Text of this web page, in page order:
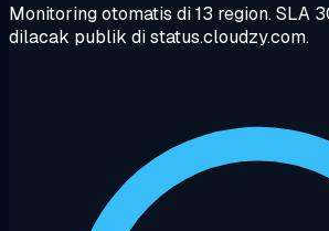
Monitoring otomatis di 13 region. SLA
dilacak publik di status.cloudzy.com.